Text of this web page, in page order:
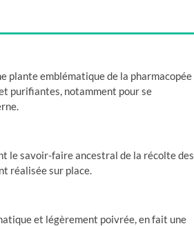
plante emblématique de la pharmacopée
purifiantes, notamment pour se
le savoir-faire ancestral de la récolte des
réalisée sur place.
et légèrement poivrée, en fait une